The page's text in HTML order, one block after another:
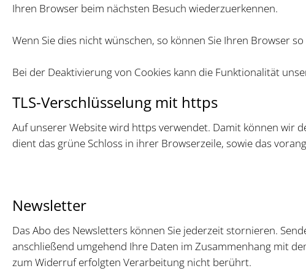
Ihren Browser beim nächsten Besuch wiederzuerkennen.
Wenn Sie dies nicht wünschen, so können Sie Ihren Browser
Bei der Deaktivierung von Cookies kann die Funktionalität
TLS-Verschlüsselung mit https
Auf unserer Website wird https verwendet. Damit können wir
dient das grüne Schloss in ihrer Browserzeile, sowie das
Newsletter
Das Abo des Newsletters können Sie jederzeit stornieren.
anschließend umgehend Ihre Daten im Zusammenhang mit
zum Widerruf erfolgten Verarbeitung nicht berührt.